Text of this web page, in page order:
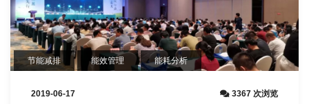
节能减排 能效管理 能耗分析
2019-06-17 3367 次浏览